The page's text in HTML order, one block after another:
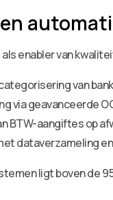
enabler van
van
via geavanceerde
BTW-aangiftes op
dataverzameling
ligt boven de